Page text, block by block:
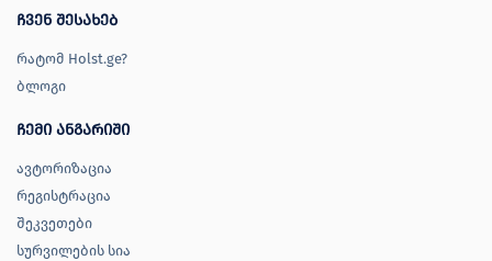
ჩვენ შესახებ
რატომ Holst.ge?
ბლოგი
ჩემი ანგარიში
ავტორიზაცია
რეგისტრაცია
შეკვეთები
სურვილების სია